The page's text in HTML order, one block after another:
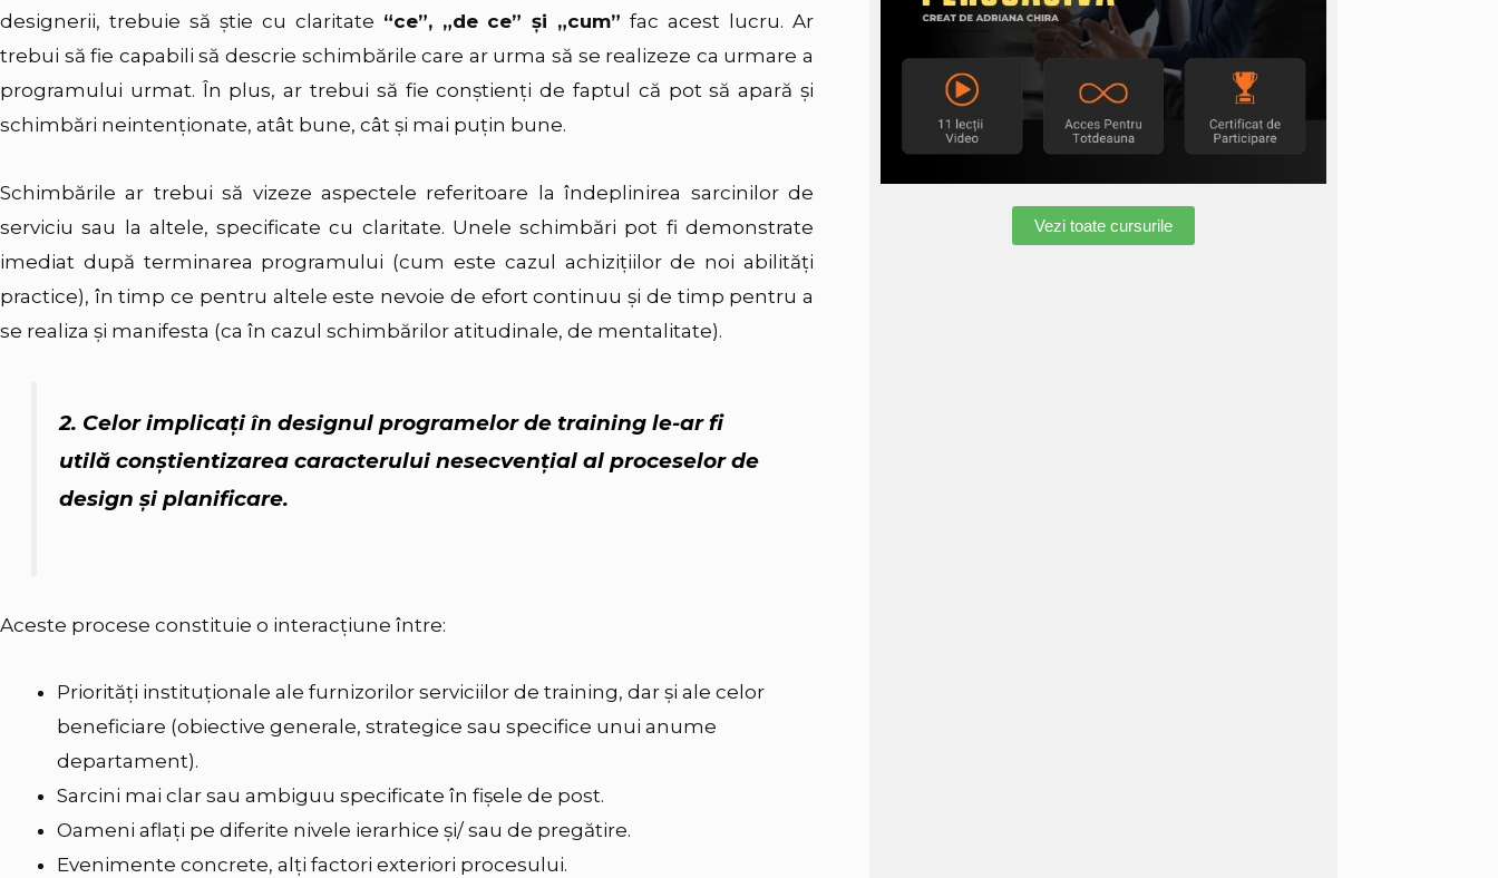
designerii, trebuie să ştie cu claritate “ce”, „de ce” şi „cum” fac acest lucru. Ar
trebui să fie capabili să descrie schimbările care ar urma să se realizeze ca urmare a
programului urmat. În plus, ar trebui să fie conştienţi de faptul că pot să apară şi
schimbări neintenţionate, atât bune, cât şi mai puţin bune.
Schimbările ar trebui să vizeze aspectele referitoare la îndeplinirea sarcinilor de
serviciu sau la altele, specificate cu claritate. Unele schimbări pot fi demonstrate
imediat după terminarea programului (cum este cazul achiziţiilor de noi abilităţi
practice), în timp ce pentru altele este nevoie de efort continuu şi de timp pentru a
se realiza şi manifesta (ca în cazul schimbărilor atitudinale, de mentalitate).
2. Celor implicaţi în designul programelor de training le-ar fi
utilă conştientizarea caracterului nesecvenţial al proceselor de
design şi planificare.
Aceste procese constituie o interacţiune între:
Priorităţi instituţionale ale furnizorilor serviciilor de training, dar şi ale celor
beneficiare (obiective generale, strategice sau specifice unui anume
departament).
Sarcini mai clar sau ambiguu specificate în fişele de post.
Oameni aflaţi pe diferite nivele ierarhice şi/ sau de pregătire.
Evenimente concrete, alţi factori exteriori procesului.
Vezi toate cursurile